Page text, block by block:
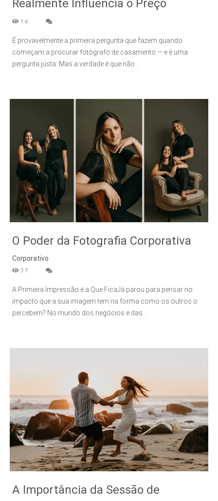
Realmente Influencia o Preço
16
É provavelmente a primeira pergunta que fazem quando
começam a procurar fotógrafo de casamento — e é uma
pergunta justa. Mas a verdade é que não...
O Poder da Fotografia Corporativa
Corporativo
77
A Primeira Impressão é a Que FicaJá parou para pensar no
impacto que a sua imagem tem na forma como os outros o
percebem? No mundo dos negócios e das...
A Importância da Sessão de